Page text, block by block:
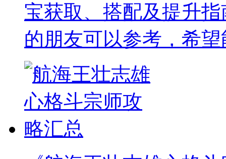
宝获取、搭配及提升
的朋友可以参考，希